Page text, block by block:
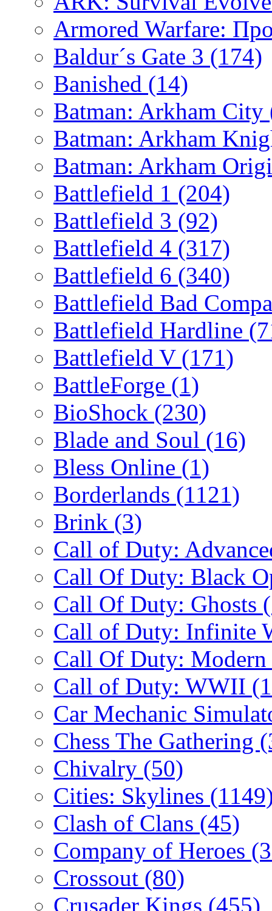
Armored Warfare:
Baldur´s Gate 3 (174)
Banished (14)
Batman: Arkham City
Batman: Arkham
Batman: Arkham
Battlefield 1 (204)
Battlefield 3 (92)
Battlefield 4 (317)
Battlefield 6 (340)
Battlefield Bad
Battlefield Hardline
Battlefield V (171)
BattleForge (1)
BioShock (230)
Blade and Soul (16)
Bless Online (1)
Borderlands (1121)
Brink (3)
Call of Duty:
Call Of Duty: Black
Call Of Duty: Ghosts
Call of Duty: Infinite
Call Of Duty:
Call of Duty: WWII
Car Mechanic
Chess The Gathering
Chivalry (50)
Cities: Skylines
Clash of Clans (45)
Company of Heroes
Crossout (80)
Crusader Kings (455)